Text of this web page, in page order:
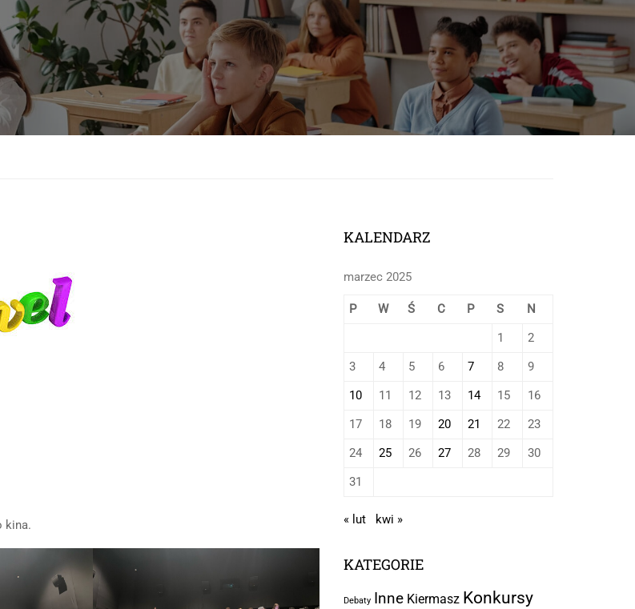
Dzień otwarty.
Nowe klasy 2026/2027
Najważniejsze terminy związane z rekrutacją
Zasady rekrutacji
Sprawdzian kompetencji językowych
Test sprawnościowy do klasy usportowionej
Wykaz podręczników do klas pierwszych
kina.
KALENDARZ
marzec 2025
P W Ś C P S
N
1
2
3
4 5 6 7 8
9
10
11 12 13 14 15
16
17
18 19 20 21 22
23
24
25 26 27 28 29
30
31
« lut kwi »
KATEGORIE
Debaty Inne Kiermasz Konkursy